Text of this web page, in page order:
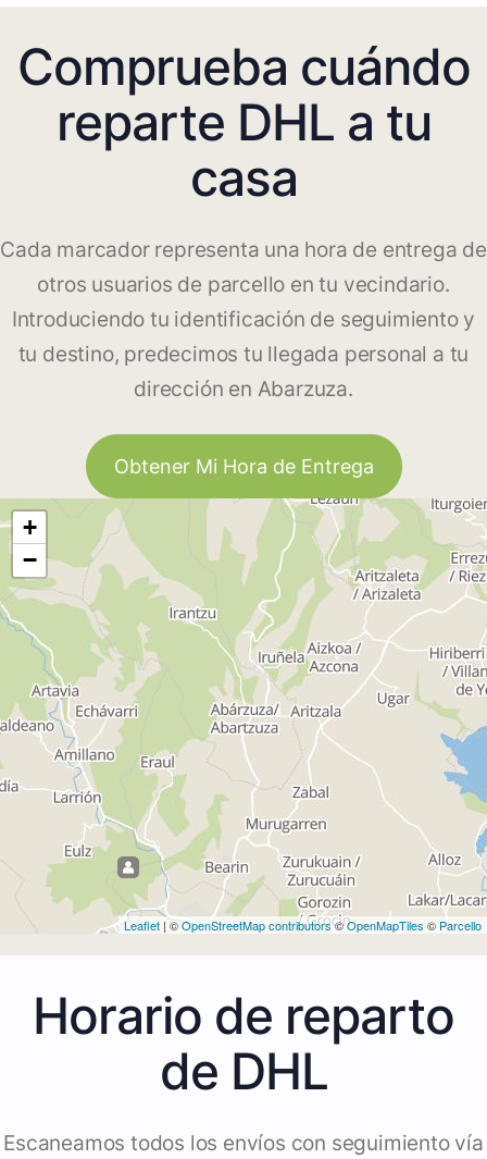
Comprueba cuándo
reparte DHL a tu
casa
Cada marcador representa una hora de entrega de
otros usuarios de parcello en tu vecindario.
Introduciendo tu identificación de seguimiento y
tu destino, predecimos tu llegada personal a tu
dirección en Abarzuza.
Obtener Mi Hora de Entrega
+
−
Leaflet | ©OpenStreetMap contributors©OpenMapTiles © Parcello
Horario de reparto
de DHL
Escaneamos todos los envíos con seguimiento vía